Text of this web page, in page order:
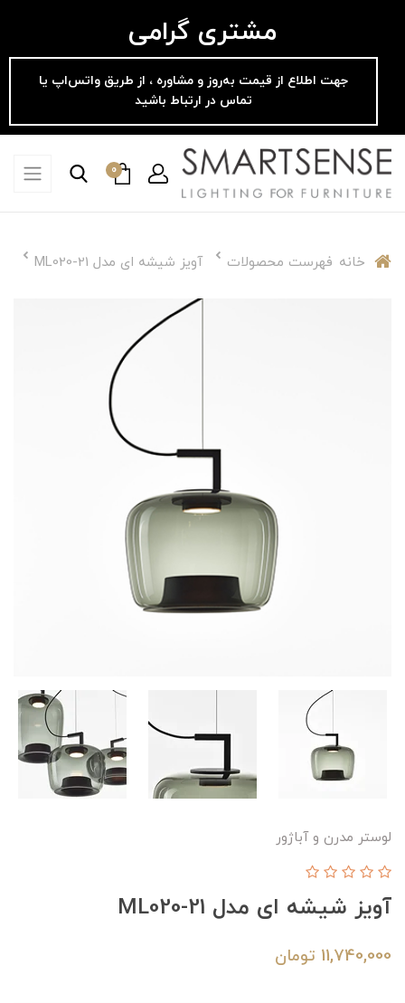
مشتری گرامی
جهت اطلاع از قیمت به‌روز و مشاوره ، از طریق واتس‌اپ یا
تماس در ارتباط باشید
0
خانه فهرست محصولات آویز شیشه ای مدل ML020-21
لوستر مدرن و آباژور
آویز شیشه ای مدل ML020-21
11,740,000 تومان